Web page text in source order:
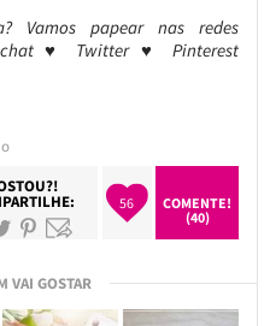
Vamos papear nas redes
♥ Twitter ♥ Pinterest
56
COMENTE!
(40)
VAI GOSTAR